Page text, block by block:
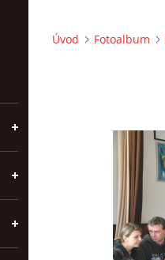
Úvod Fotoalbum